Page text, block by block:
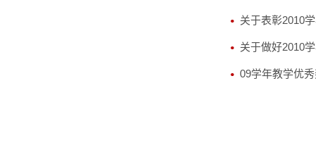
关于表彰2010
关于做好2010
09学年教学优